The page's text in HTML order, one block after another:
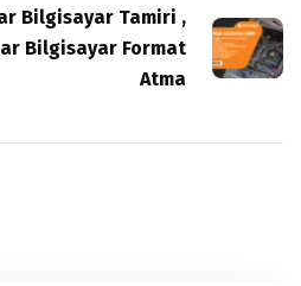
Bilgisayar Tamiri ,
Bilgisayar Format
Atma